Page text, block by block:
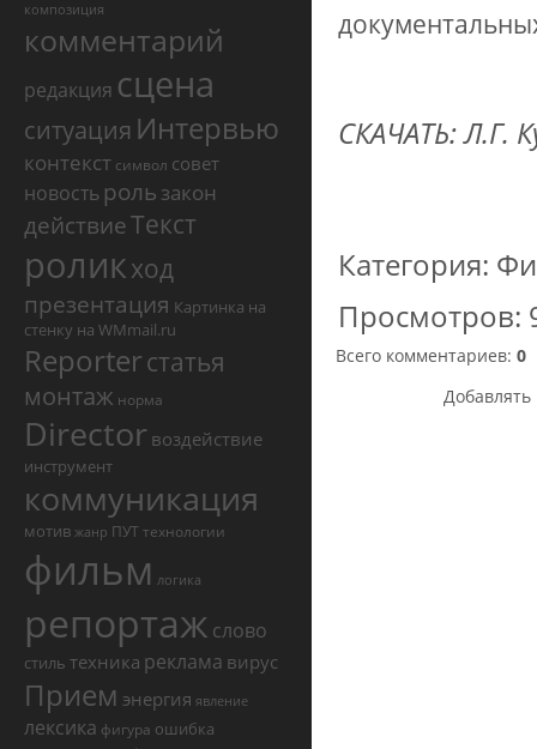
композиция
комментарий
редакция сцена
ситуация Интервью
контекст символ совет
новость роль закон
действиеТекст
роликход
презентация Картинка на
стенку на WMmail.ru
Reporterстатья
монтаж норма
Director воздействие
инструмент
коммуникация
мотив жанр ПУТ технологии
фильм логика
репортаж слово
стиль техника реклама вирус
Прием энергия явление
лексика фигура ошибка
СКАЧАТЬ:Л.Г.
Категория:
Просмотров:
Всего комментариев: 0
Добавлять